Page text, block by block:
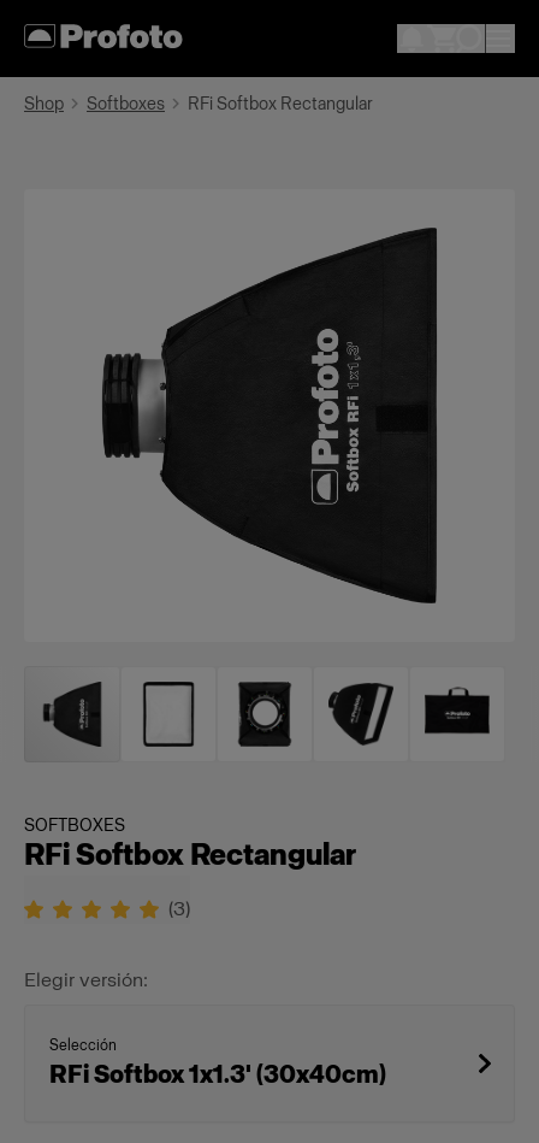
Shop Softboxes RFi Softbox Rectangular
SOFTBOXES
RFi Softbox Rectangular
(3)
Elegir versión:
Selección
RFi Softbox 1x1.3' (30x40cm)